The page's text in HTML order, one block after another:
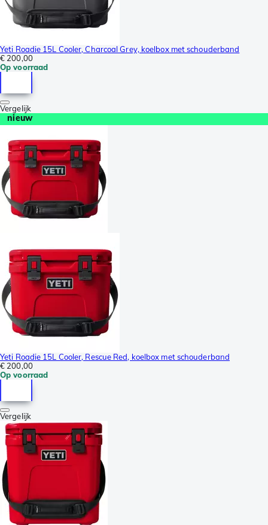
Yeti Roadie 15L Cooler, Charcoal Grey, koelbox met schouderband
€ 200,00
Op voorraad
Vergelijk
nieuw
Yeti Roadie 15L Cooler, Rescue Red, koelbox met schouderband
€ 200,00
Op voorraad
Vergelijk